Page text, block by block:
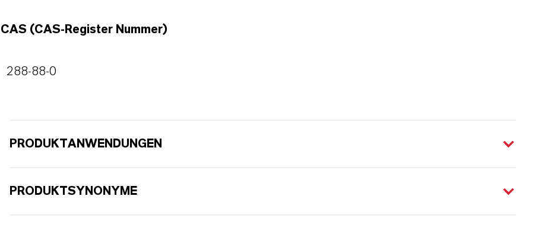
CAS (CAS-Register Nummer)
288-88-0
PRODUKTANWENDUNGEN
PRODUKTSYNONYME